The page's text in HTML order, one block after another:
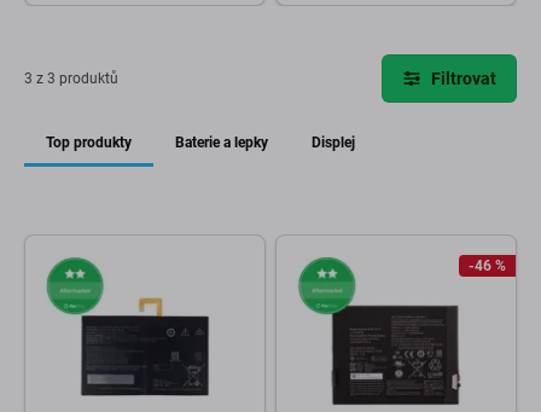
3 z 3 produktů Filtrovat
Top produkty Baterie a lepky Displej
-46 %